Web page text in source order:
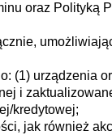
oraz
(1) urządzenia
i
kredytowej;
jak również